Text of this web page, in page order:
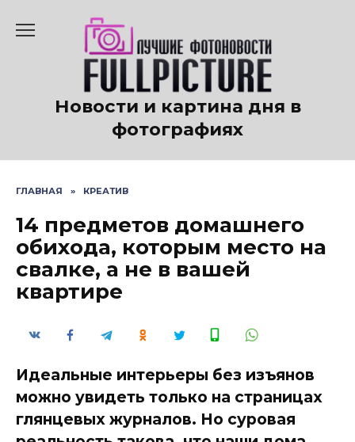
содержанию
Новости и картина дня в
фотографиях
ГЛАВНАЯ » КРЕАТИВ
14 предметов домашнего
обихода, которым место на
свалке, а не в вашей
квартире
Идеальные интерьеры без изъянов
можно увидеть только на страницах
глянцевых журналов. Но суровая